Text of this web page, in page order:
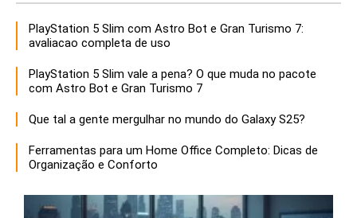
PlayStation 5 Slim com Astro Bot e Gran Turismo 7:
avaliacao completa de uso
PlayStation 5 Slim vale a pena? O que muda no pacote
com Astro Bot e Gran Turismo 7
Que tal a gente mergulhar no mundo do Galaxy S25?
Ferramentas para um Home Office Completo: Dicas de
Organização e Conforto